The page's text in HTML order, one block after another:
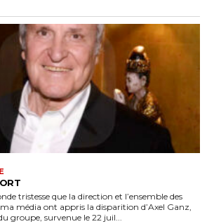
tristesse que la direction et l’ensemble des
média ont appris la disparition d’Axel Ganz,
groupe, survenue le 22 juil...